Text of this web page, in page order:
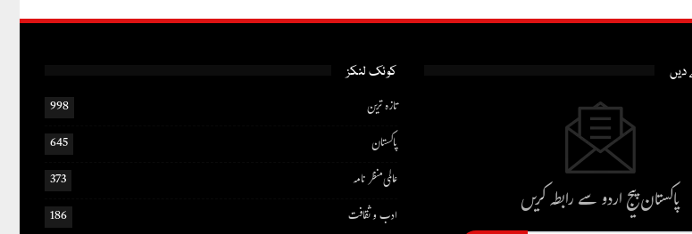
دیں
پاکستان پیج اردو سے رابطہ کریں
کوئک لنکز
تازہ ترین
998
پاکستان
645
عالمی منظر نامہ
373
ادب و ثقافت
186